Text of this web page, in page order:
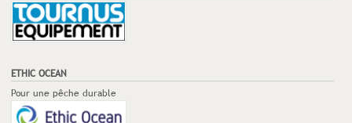
ETHIC OCEAN
Pour une pêche durable